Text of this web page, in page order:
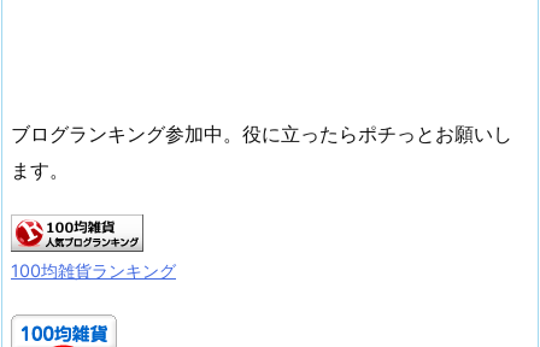
ブログランキング参加中。役に立ったらポチっとお願いし
ます。
100均雑貨ランキング